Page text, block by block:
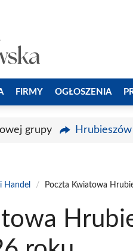
FIRMY OGŁOSZENIA
grupy
Handel / Poczta Kwiatowa